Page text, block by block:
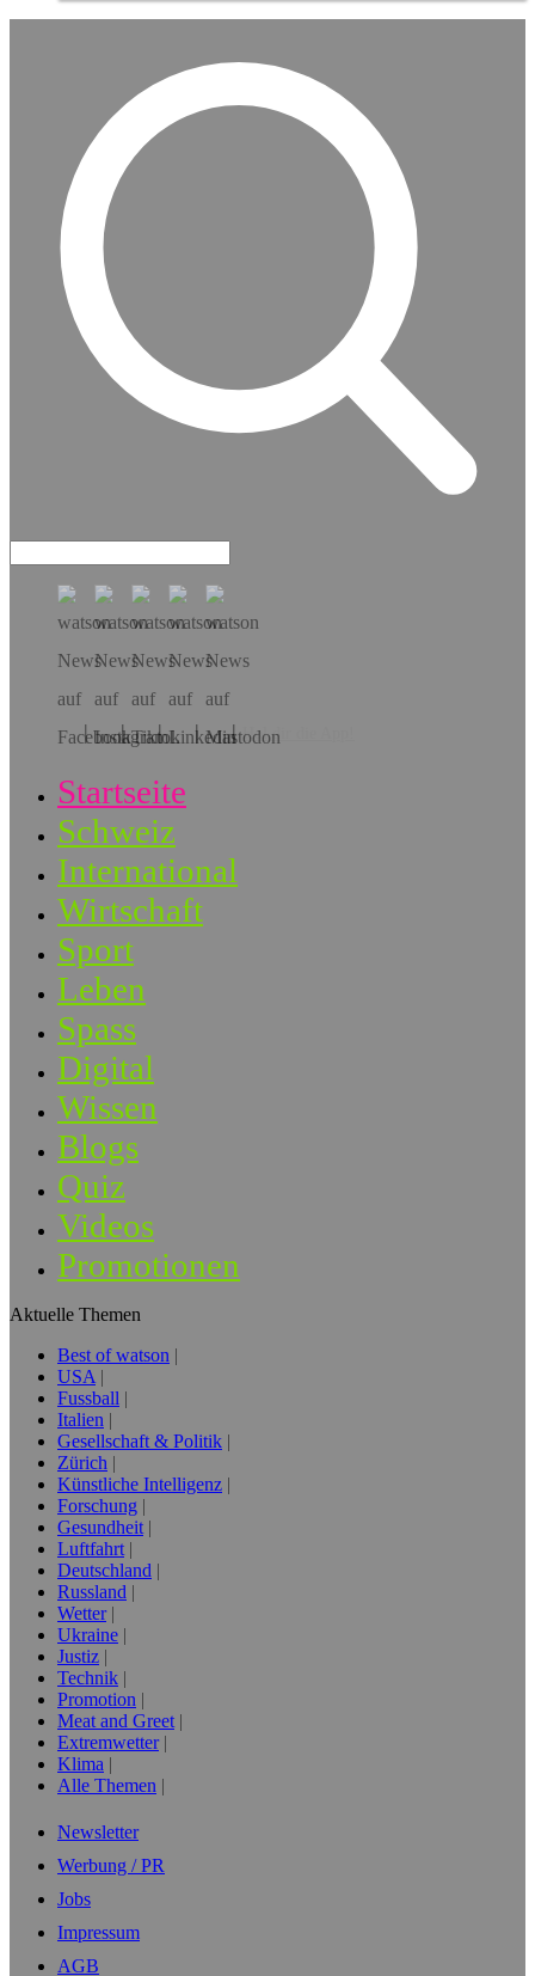
Hol dir die App!
Startseite
Schweiz
International
Wirtschaft
Sport
Leben
Spass
Digital
Wissen
Blogs
Quiz
Videos
Promotionen
Aktuelle Themen
Best of watson
USA
Fussball
Italien
Gesellschaft & Politik
Zürich
Künstliche Intelligenz
Forschung
Gesundheit
Luftfahrt
Deutschland
Russland
Wetter
Ukraine
Justiz
Technik
Promotion
Meat and Greet
Extremwetter
Klima
Alle Themen
Newsletter
Werbung / PR
Jobs
Impressum
AGB